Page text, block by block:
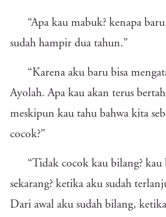
“Apa kau mabuk? kenapa
sudah hampir dua tahun.”
“Karena aku baru bisa
Ayolah. Apa kau akan terus
meskipun kau tahu bahwa kita
cocok?”
“Tidak cocok kau bilang?
sekarang? ketika aku sudah
Dari awal aku sudah bilang,